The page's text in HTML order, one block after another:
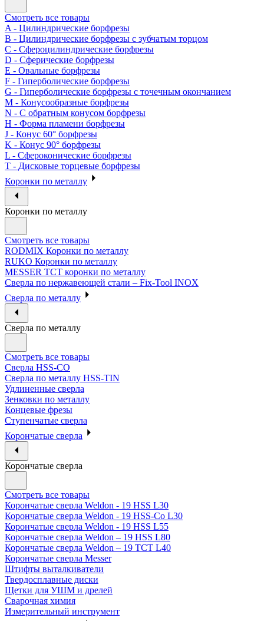
Смотреть все товары
A - Цилиндрические борфрезы
B - Цилиндрические борфрезы с зубчатым торцом
C - Сфероцилиндрические борфрезы
D - Сферические борфрезы
E - Овальные борфрезы
F - Гиперболические борфрезы
G - Гиперболические борфрезы с точечным окончанием
M - Конусообразные борфрезы
N - С обратным конусом борфрезы
H - Форма пламени борфрезы
J - Конус 60° борфрезы
K - Конус 90° борфрезы
L - Сфероконические борфрезы
T - Дисковые торцевые борфрезы
Коронки по металлу
Коронки по металлу
Смотреть все товары
RODMIX Коронки по металлу
RUKO Коронки по металлу
MESSER ТСТ коронки по металлу
Сверла по нержавеющей стали – Fix-Tool INOX
Сверла по металлу
Сверла по металлу
Смотреть все товары
Сверла HSS-CO
Сверла по металлу HSS-TIN
Удлиненные сверла
Зенковки по металлу
Концевые фрезы
Ступенчатые сверла
Корончатые сверла
Корончатые сверла
Смотреть все товары
Корончатые сверла Weldon - 19 HSS L30
Корончатые сверла Weldon - 19 HSS-Co L30
Корончатые сверла Weldon - 19 HSS L55
Корончатые сверла Weldon – 19 HSS L80
Корончатые сверла Weldon – 19 TCT L40
Корончатые сверла Messer
Штифты выталкиватели
Твердосплавные диски
Щетки для УШМ и дрелей
Сварочная химия
Измерительный инструмент